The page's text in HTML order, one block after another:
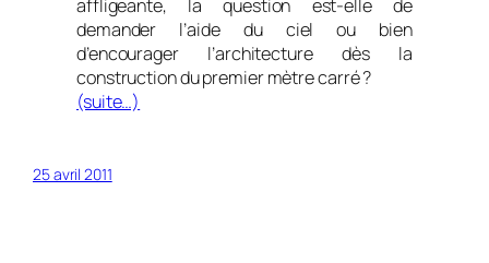
affligeante, la question est-elle de
demander l’aide du ciel ou bien
d’encourager l’architecture dès la
construction du premier mètre carré ?
(suite…)
25 avril 2011